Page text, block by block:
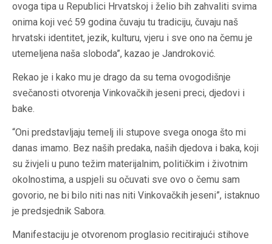
ovoga tipa u Republici Hrvatskoj i želio bih zahvaliti svima
onima koji već 59 godina čuvaju tu tradiciju, čuvaju naš
hrvatski identitet, jezik, kulturu, vjeru i sve ono na čemu je
utemeljena naša sloboda”, kazao je Jandroković.
Rekao je i kako mu je drago da su tema ovogodišnje
svečanosti otvorenja Vinkovačkih jeseni preci, djedovi i
bake.
“Oni predstavljaju temelj ili stupove svega onoga što mi
danas imamo. Bez naših predaka, naših djedova i baka, koji
su živjeli u puno težim materijalnim, političkim i životnim
okolnostima, a uspjeli su očuvati sve ovo o čemu sam
govorio, ne bi bilo niti nas niti Vinkovačkih jeseni”, istaknuo
je predsjednik Sabora.
Manifestaciju je otvorenom proglasio recitirajući stihove